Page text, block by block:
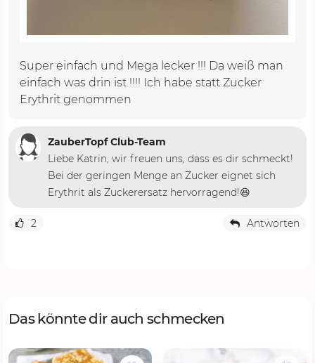
Super einfach und Mega lecker !!! Da weiß man
einfach was drin ist !!!! Ich habe statt Zucker
Erythrit genommen
ZauberTopf Club-Team
Liebe Katrin, wir freuen uns, dass es dir schmeckt!
Bei der geringen Menge an Zucker eignet sich
Erythrit als Zuckerersatz hervorragend!😆
2 Antworten
Das könnte dir auch schmecken